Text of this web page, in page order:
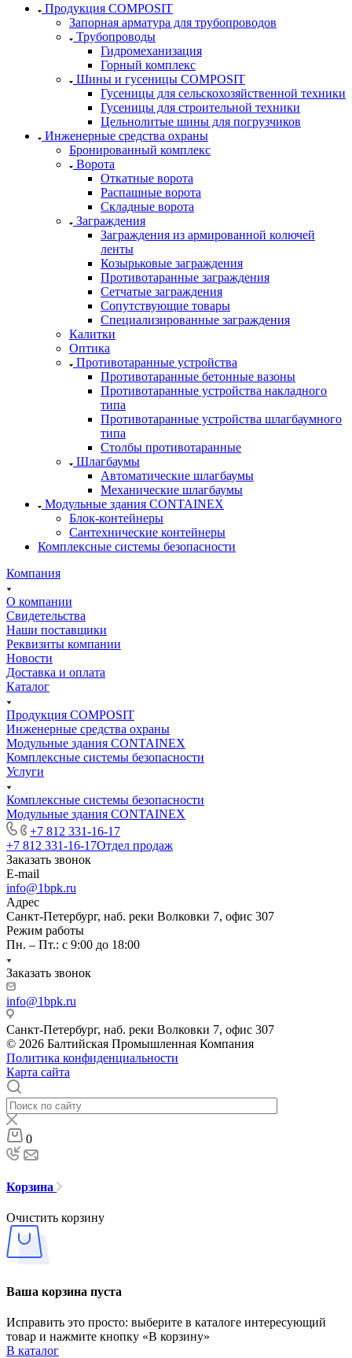
Продукция COMPOSIT
Запорная арматура для трубопроводов
Трубопроводы
Гидромеханизация
Горный комплекс
Шины и гусеницы COMPOSIT
Гусеницы для сельскохозяйственной техники
Гусеницы для строительной техники
Цельнолитые шины для погрузчиков
Инженерные средства охраны
Бронированный комплекс
Ворота
Откатные ворота
Распашные ворота
Складные ворота
Заграждения
Заграждения из армированной колючей
ленты
Козырьковые заграждения
Противотаранные заграждения
Сетчатые заграждения
Сопутствующие товары
Специализированные заграждения
Калитки
Оптика
Противотаранные устройства
Противотаранные бетонные вазоны
Противотаранные устройства накладного
типа
Противотаранные устройства шлагбаумного
типа
Столбы противотаранные
Шлагбаумы
Автоматические шлагбаумы
Механические шлагбаумы
Модульные здания CONTAINEX
Блок-контейнеры
Сантехнические контейнеры
Комплексные системы безопасности
Компания
О компании
Свидетельства
Наши поставщики
Реквизиты компании
Новости
Доставка и оплата
Каталог
Продукция COMPOSIT
Инженерные средства охраны
Модульные здания CONTAINEX
Комплексные системы безопасности
Услуги
Комплексные системы безопасности
Модульные здания CONTAINEX
+7 812 331-16-17
+7 812 331-16-17Отдел продаж
Заказать звонок
E-mail
info@1bpk.ru
Адрес
Санкт-Петербург, наб. реки Волковки 7, офис 307
Режим работы
Пн. – Пт.: с 9:00 до 18:00
Заказать звонок
info@1bpk.ru
Санкт-Петербург, наб. реки Волковки 7, офис 307
© 2026 Балтийская Промышленная Компания
Политика конфиденциальности
Карта сайта
0
Корзина
Очистить корзину
Ваша корзина пуста
Исправить это просто: выберите в каталоге интересующий
товар и нажмите кнопку «В корзину»
В каталог